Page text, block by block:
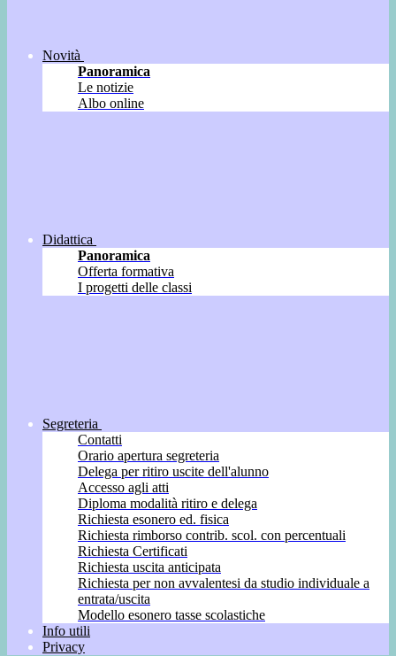
Novità
Panoramica
Le notizie
Albo online
Didattica
Panoramica
Offerta formativa
I progetti delle classi
Segreteria
Contatti
Orario apertura segreteria
Delega per ritiro uscite dell'alunno
Accesso agli atti
Diploma modalità ritiro e delega
Richiesta esonero ed. fisica
Richiesta rimborso contrib. scol. con percentuali
Richiesta Certificati
Richiesta uscita anticipata
Richiesta per non avvalentesi da studio individuale a
entrata/uscita
Modello esonero tasse scolastiche
Info utili
Privacy